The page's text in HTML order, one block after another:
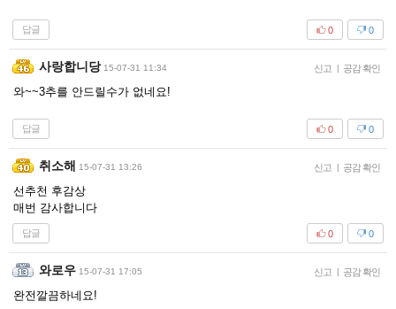
답글 0
0
사랑합니당 15-07-31 11:34 신고 | 공감 확인
와~~3추를 안드릴수가 없네요!
답글 0
0
취소해 15-07-31 13:26 신고 | 공감 확인
선추천 후감상
매번 감사합니다
답글 0
0
와로우 15-07-31 17:05 신고 | 공감 확인
완전깔끔하네요!